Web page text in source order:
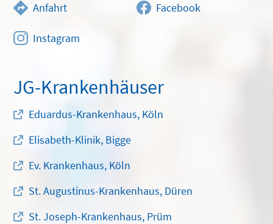
Anfahrt Facebook
Instagram
JG-Krankenhäuser
Eduardus-Krankenhaus, Köln
Elisabeth-Klinik, Bigge
Ev. Krankenhaus, Köln
St. Augustinus-Krankenhaus, Düren
St. Joseph-Krankenhaus, Prüm